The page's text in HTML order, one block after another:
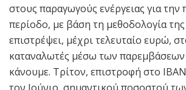
στους παραγωγούς ενέργειας για
περίοδο, με βάση τη μεθοδολογία
επιστρέψει, μέχρι τελευταίο ευρώ,
καταναλωτές μέσω των παρεμβάσεων
κάνουμε. Τρίτον, επιστροφή στο